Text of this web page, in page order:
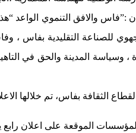
التي وقعت على اعلان يوم فاس (4يناير2011)
للصناعة التقليدية
المدينة والحق في
الثقافة بفاس، تم خلالها
الموقعة على اعلان رابع